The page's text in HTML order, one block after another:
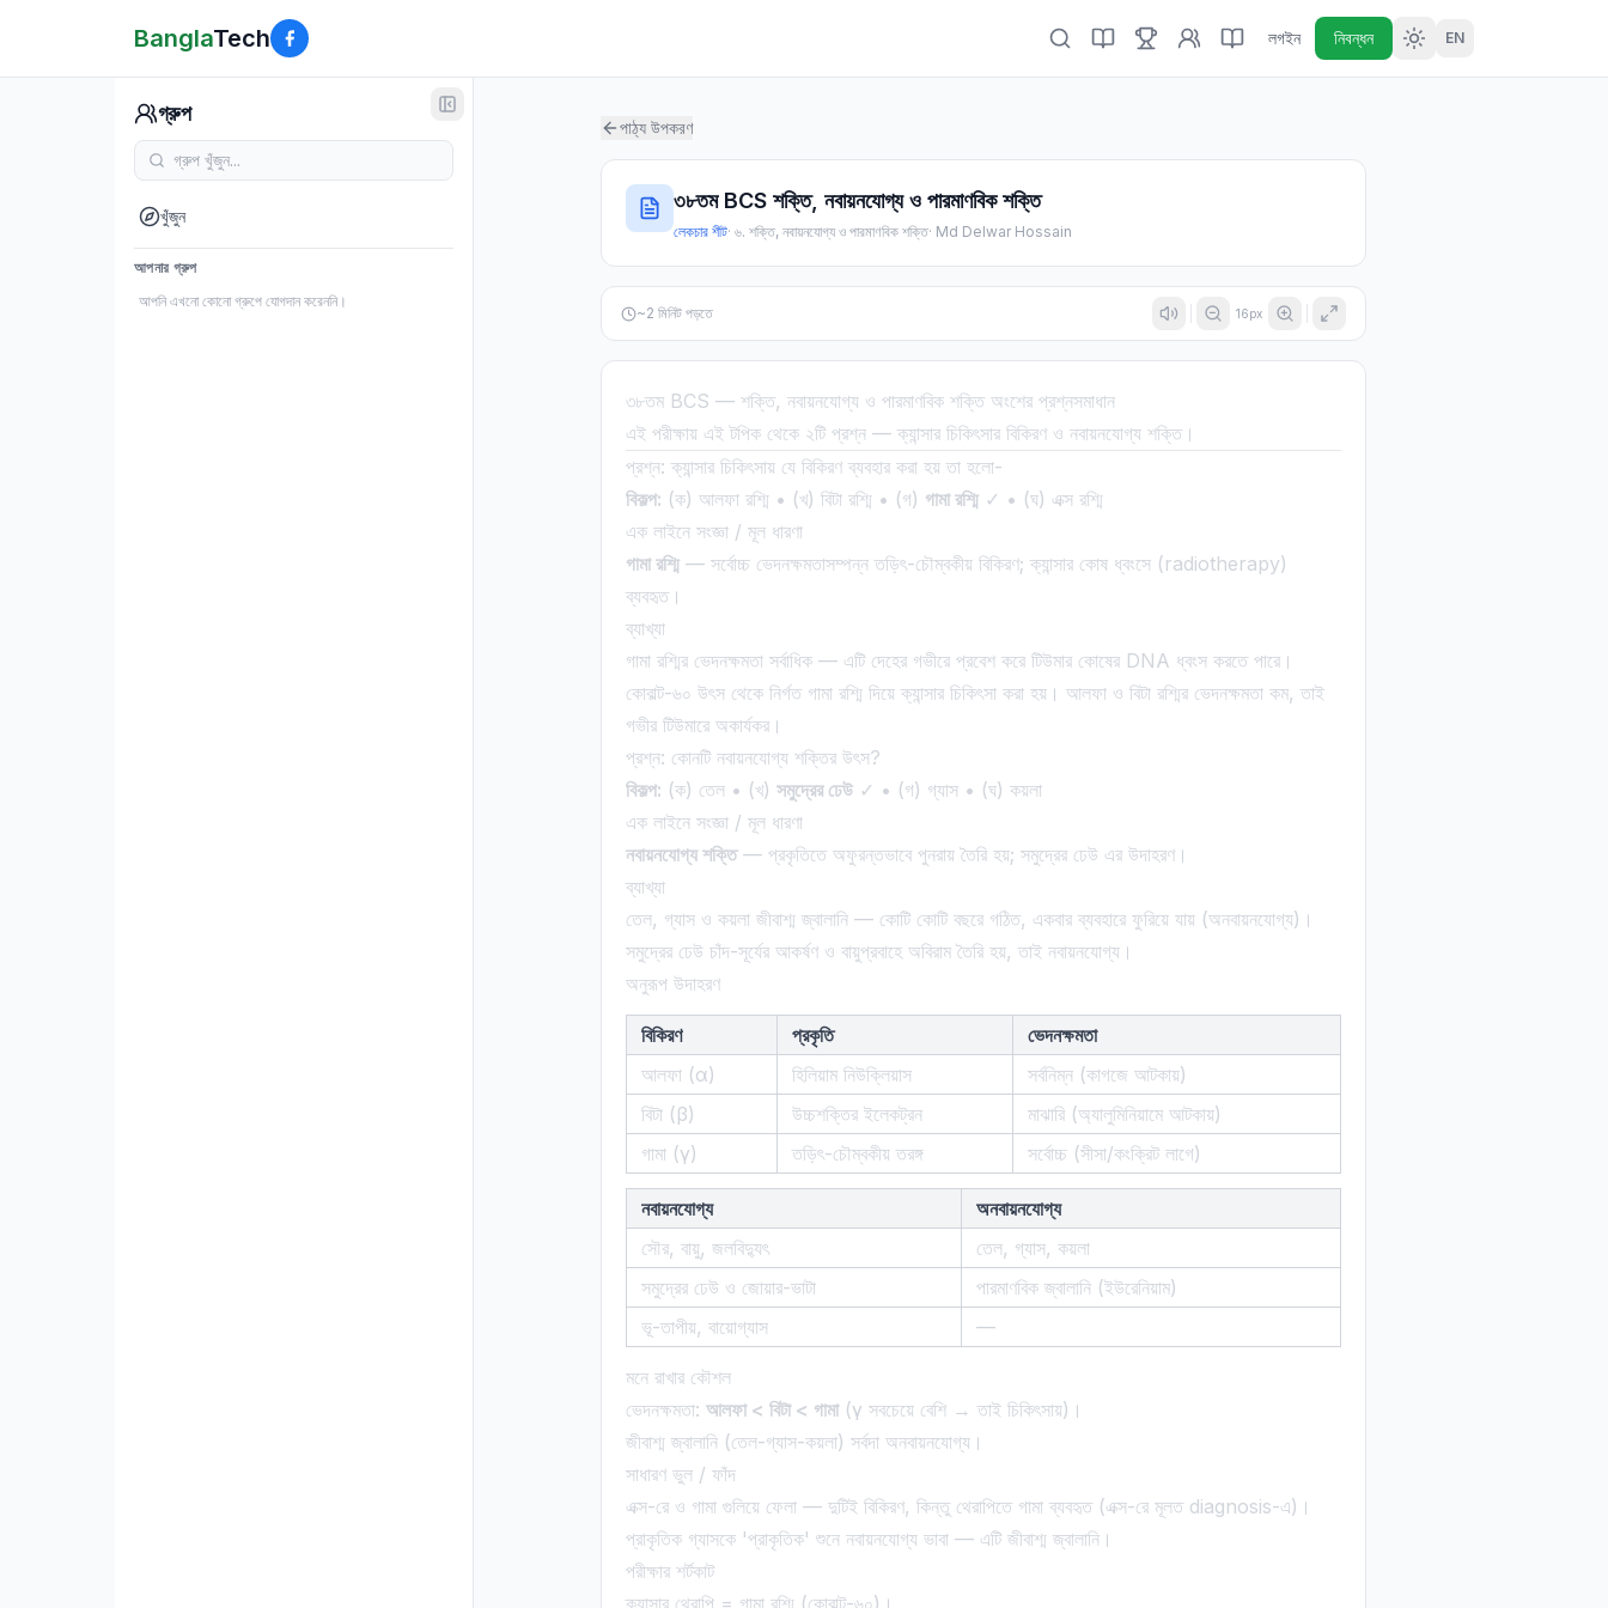
BanglaTech লগইন নিবন্ধন EN
গ্রুপ
খুঁজুন
আপনার গ্রুপ
আপনি এখনো কোনো গ্রুপে যোগদান করেননি।
পাঠ্য উপকরণ
৩৮তম BCS শক্তি, নবায়নযোগ্য ও পারমাণবিক শক্তি
লেকচার শীট· ৬. শক্তি, নবায়নযোগ্য ও পারমাণবিক শক্তি· Md Delwar Hossain
~2 মিনিট পড়তে 16px
৩৮তম BCS — শক্তি, নবায়নযোগ্য ও পারমাণবিক শক্তি অংশের প্রশ্নসমাধান
এই পরীক্ষায় এই টপিক থেকে ২টি প্রশ্ন — ক্যান্সার চিকিৎসার বিকিরণ ও নবায়নযোগ্য শক্তি।
প্রশ্ন: ক্যান্সার চিকিৎসায় যে বিকিরণ ব্যবহার করা হয় তা হলো-
বিকল্প: (ক) আলফা রশ্মি • (খ) বিটা রশ্মি • (গ) গামা রশ্মি ✓ • (ঘ) এক্স রশ্মি
এক লাইনে সংজ্ঞা / মূল ধারণা
গামা রশ্মি — সর্বোচ্চ ভেদনক্ষমতাসম্পন্ন তড়িৎ-চৌম্বকীয় বিকিরণ; ক্যান্সার কোষ ধ্বংসে (radiotherapy)
ব্যবহৃত।
ব্যাখ্যা
গামা রশ্মির ভেদনক্ষমতা সর্বাধিক — এটি দেহের গভীরে প্রবেশ করে টিউমার কোষের DNA ধ্বংস করতে পারে।
কোবাল্ট-৬০ উৎস থেকে নির্গত গামা রশ্মি দিয়ে ক্যান্সার চিকিৎসা করা হয়। আলফা ও বিটা রশ্মির ভেদনক্ষমতা কম, তাই
গভীর টিউমারে অকার্যকর।
প্রশ্ন: কোনটি নবায়নযোগ্য শক্তির উৎস?
বিকল্প: (ক) তেল • (খ) সমুদ্রের ঢেউ ✓ • (গ) গ্যাস • (ঘ) কয়লা
এক লাইনে সংজ্ঞা / মূল ধারণা
নবায়নযোগ্য শক্তি— প্রকৃতিতে অফুরন্তভাবে পুনরায় তৈরি হয়; সমুদ্রের ঢেউ এর উদাহরণ।
ব্যাখ্যা
তেল, গ্যাস ও কয়লা জীবাশ্ম জ্বালানি — কোটি কোটি বছরে গঠিত, একবার ব্যবহারে ফুরিয়ে যায় (অনবায়নযোগ্য)।
সমুদ্রের ঢেউ চাঁদ-সূর্যের আকর্ষণ ও বায়ুপ্রবাহে অবিরাম তৈরি হয়, তাই নবায়নযোগ্য।
অনুরূপ উদাহরণ
বিকিরণ প্রকৃতি
ভেদনক্ষমতা
আলফা (α)
হিলিয়াম নিউক্লিয়াস
সর্বনিম্ন (কাগজে আটকায়)
বিটা (β)
উচ্চশক্তির ইলেকট্রন
মাঝারি (অ্যালুমিনিয়ামে আটকায়)
গামা (γ)
তড়িৎ-চৌম্বকীয় তরঙ্গ সর্বোচ্চ (সীসা/কংক্রিট লাগে)
নবায়নযোগ্য
অনবায়নযোগ্য
সৌর, বায়ু, জলবিদ্যুৎ
তেল, গ্যাস, কয়লা
সমুদ্রের ঢেউ ও জোয়ার-ভাটা
পারমাণবিক জ্বালানি (ইউরেনিয়াম)
ভূ-তাপীয়, বায়োগ্যাস
—
মনে রাখার কৌশল
ভেদনক্ষমতা: আলফা < বিটা < গামা(γ সবচেয়ে বেশি → তাই চিকিৎসায়)।
জীবাশ্ম জ্বালানি (তেল-গ্যাস-কয়লা) সর্বদা অনবায়নযোগ্য।
সাধারণ ভুল / ফাঁদ
এক্স-রে ও গামা গুলিয়ে ফেলা — দুটিই বিকিরণ, কিন্তু থেরাপিতে গামা ব্যবহৃত (এক্স-রে মূলত diagnosis-এ)।
প্রাকৃতিক গ্যাসকে 'প্রাকৃতিক' শুনে নবায়নযোগ্য ভাবা — এটি জীবাশ্ম জ্বালানি।
পরীক্ষার শর্টকাট
ক্যান্সার থেরাপি = গামা রশ্মি (কোবাল্ট-৬০)।